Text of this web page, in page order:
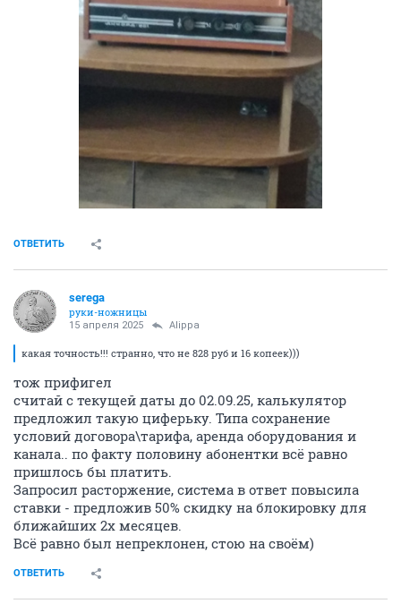
ОТВЕТИТЬ
serega
руки-ножницы
15 апреля 2025 Alippa
какая точность!!! странно, что не 828 руб и 16 копеек)))
тож прифигел
считай с текущей даты до 02.09.25, калькулятор
предложил такую циферьку. Типа сохранение
условий договора\тарифа, аренда оборудования и
канала.. по факту половину абонентки всё равно
пришлось бы платить.
Запросил расторжение, система в ответ повысила
ставки - предложив 50% скидку на блокировку для
ближайших 2х месяцев.
Всё равно был непреклонен, стою на своём)
ОТВЕТИТЬ